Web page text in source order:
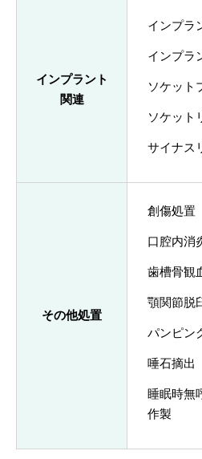
インプラント
関連
インプラ
インプラ
ソケット
ソケット
サイナス
その他処置
創傷処置
口腔内消
歯槽骨観
顎関節脱
パンピン
唾石摘出
睡眠時無
作製